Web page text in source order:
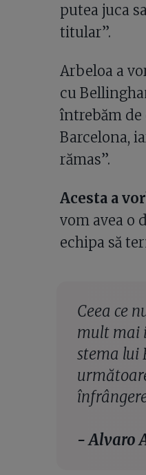
putea juca
titular”.
Arbeloa a
cu
întrebăm de
Barcelona,
rămas”.
Acesta a
vom avea o
echipa să
Ceea ce
mult mai
stema lui
- Alvaro